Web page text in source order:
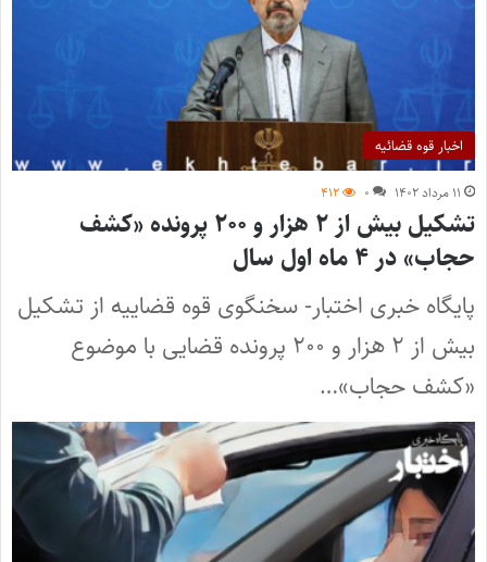
اخبار قوه قضائیه
۱۱ مرداد ۱۴۰۲ ۰ ۴۱۲
تشکیل بیش از ۲ هزار و ۲۰۰ پرونده «کشف
حجاب» در ۴ ماه اول سال
پایگاه خبری اختبار- سخنگوی قوه قضاییه از تشکیل
بیش از ۲ هزار و ۲۰۰ پرونده قضایی با موضوع
«کشف حجاب»…